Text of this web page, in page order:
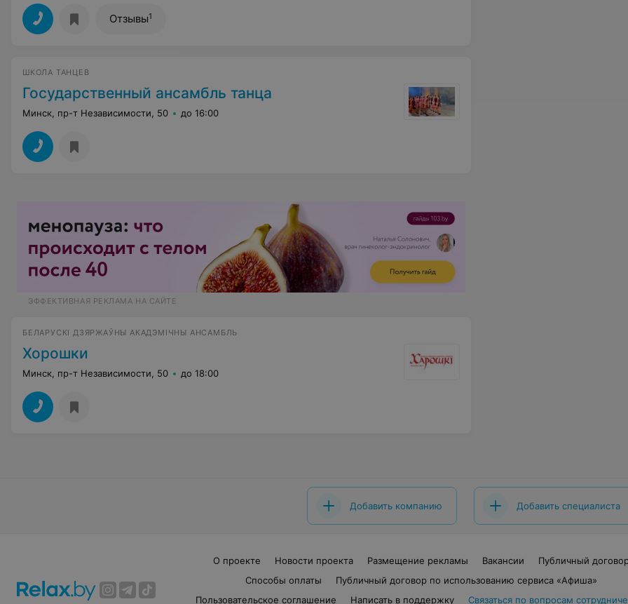
Отзывы1
ШКОЛА ТАНЦЕВ
Государственный ансамбль танца
Минск, пр-т Независимости, 50 до 16:00
ЭФФЕКТИВНАЯ РЕКЛАМА НА САЙТЕ
БЕЛАРУСКІ ДЗЯРЖАЎНЫ АКАДЭМІЧНЫ АНСАМБЛЬ
Хорошки
Минск, пр-т Независимости, 50 до 18:00
Добавить компанию Добавить специалиста
О проекте Новости проекта Размещение рекламы Вакансии
Публичный
Способы оплаты
Публичный договор по использованию сервиса «Афиша»
Пользовательское соглашение
Написать в поддержку Связаться по вопросам